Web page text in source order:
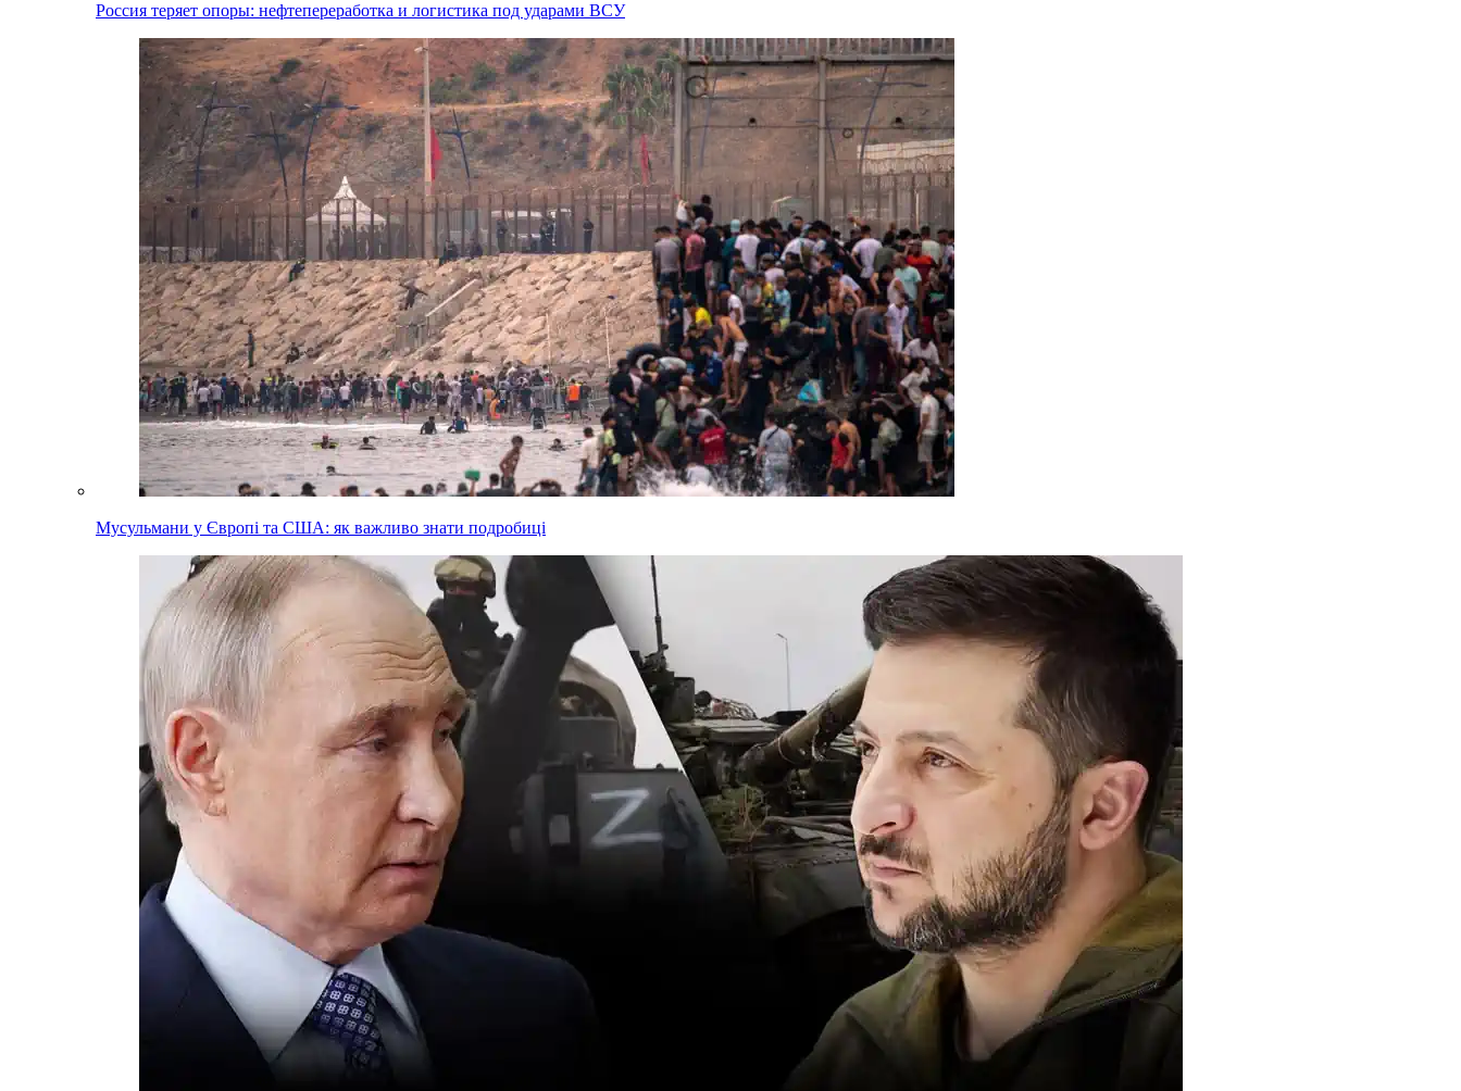
Россия теряет опоры: нефтепереработка и логистика под ударами ВСУ
Мусульмани у Європі та США: як важливо знати подробиці